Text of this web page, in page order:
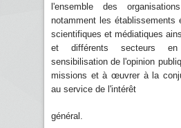
l'ensemble des
notamment les établissements
scientifiques et médiatiques
et différents secteurs
sensibilisation de l'opinion
missions et à œuvrer à la
au service de l'intérêt
général.